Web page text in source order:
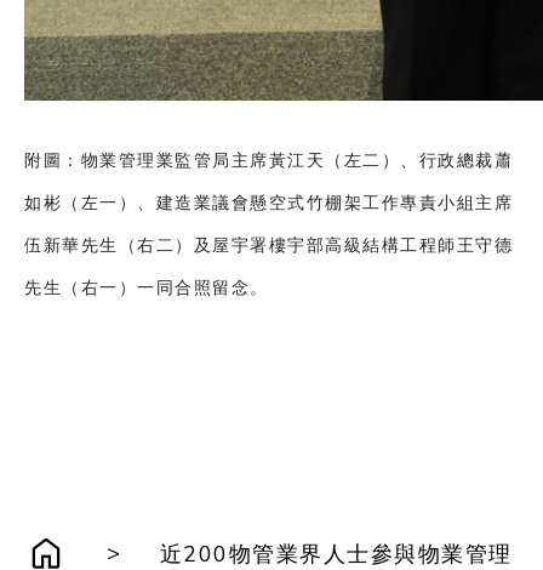
附圖：物業管理業監管局主席黃江天（左二）、行政總裁蕭
如彬（左一）、建造業議會懸空式竹棚架工作專責小組主席
伍新華先生（右二）及屋宇署樓宇部高級結構工程師王守德
先生（右一）一同合照留念。
>
近200物管業界人士參與物業管理